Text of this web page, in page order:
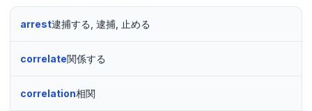
arrest逮捕する, 逮捕, 止める
correlate関係する
correlation相関